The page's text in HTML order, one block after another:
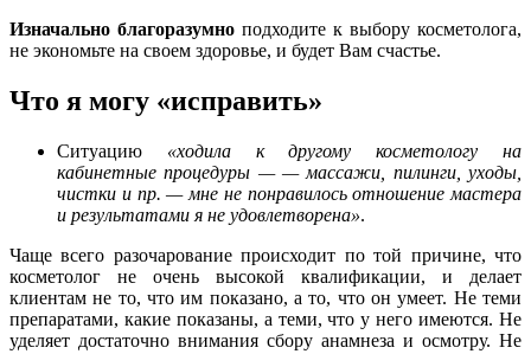
Изначально благоразумно подходите к выбору косметолога,
не экономьте на своем здоровье, и будет Вам счастье.
Что я могу «исправить»
Ситуацию «ходила к другому косметологу на
кабинетные процедуры — — массажи, пилинги, уходы,
чистки и пр. — мне не понравилось отношение мастера
и результатами я не удовлетворена».
Чаще всего разочарование происходит по той причине, что
косметолог не очень высокой квалификации, и делает
клиентам не то, что им показано, а то, что он умеет. Не теми
препаратами, какие показаны, а теми, что у него имеются. Не
уделяет достаточно внимания сбору анамнеза и осмотру. Не